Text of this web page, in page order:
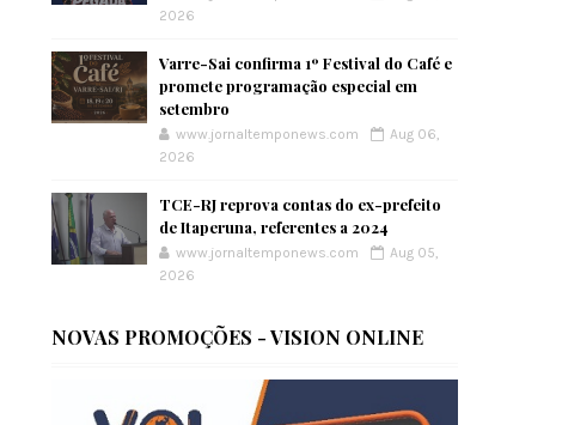
2026
Varre-Sai confirma 1º Festival do Café e
promete programação especial em
setembro
www.jornaltemponews.com
Aug 06,
2026
TCE-RJ reprova contas do ex-prefeito
de Itaperuna, referentes a 2024
www.jornaltemponews.com
Aug 05,
2026
NOVAS PROMOÇÕES - VISION ONLINE